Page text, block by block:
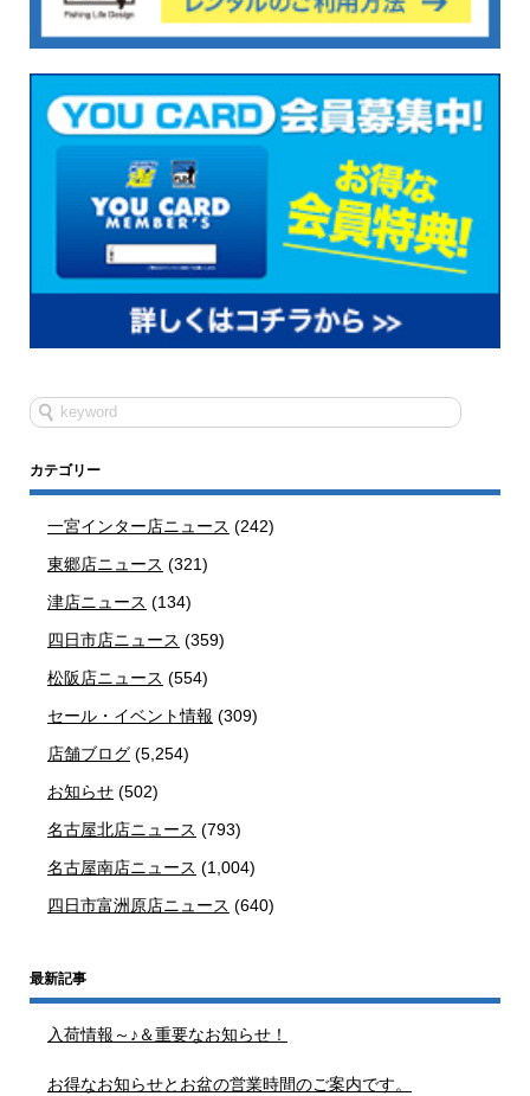
カテゴリー
一宮インター店ニュース (242)
東郷店ニュース (321)
津店ニュース (134)
四日市店ニュース (359)
松阪店ニュース (554)
セール・イベント情報 (309)
店舗ブログ (5,254)
お知らせ (502)
名古屋北店ニュース (793)
名古屋南店ニュース (1,004)
四日市富洲原店ニュース (640)
最新記事
入荷情報～♪＆重要なお知らせ！
お得なお知らせとお盆の営業時間のご案内です。